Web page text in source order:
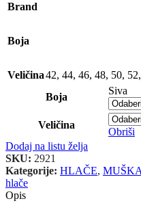
Brand
Boja
Veličina42, 44, 46, 48, 50, 52,
Boja
Siva
Veličina
Obriši
Dodaj na listu želja
SKU: 2921
Kategorije: HLAČE,
hlače
Opis